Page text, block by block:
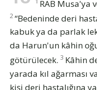
RAB Musa'ya
2“Bedeninde deri
kabuk ya da parlak
da Harun'un kâhin
götürülecek. 3 Kâhin
yarada kıl ağarması
kişi deri hastalığına